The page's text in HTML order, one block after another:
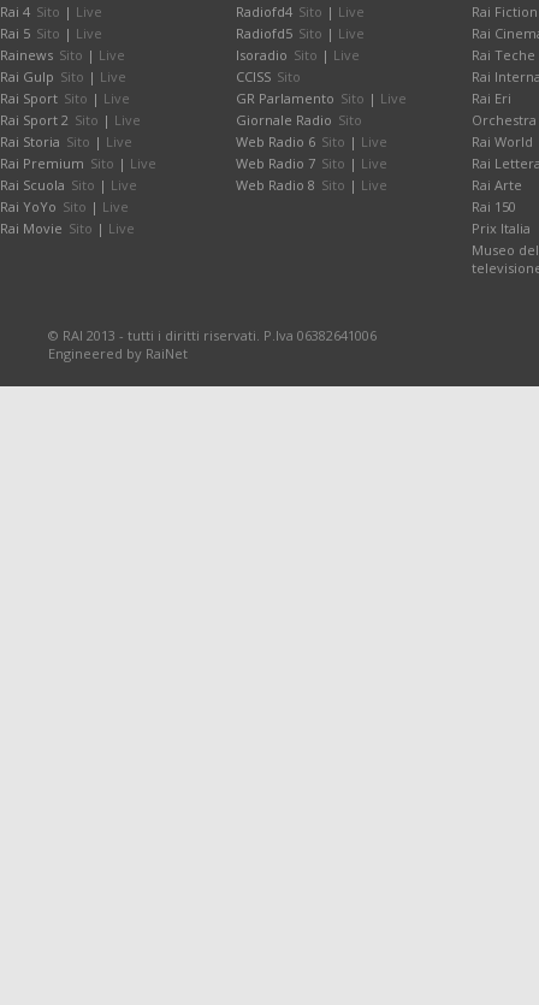
Rai 4 Sito | Live
Rai 5 Sito | Live
Rainews Sito | Live
Rai Gulp Sito | Live
Rai Sport Sito | Live
Rai Sport 2 Sito | Live
Rai Storia Sito | Live
Rai Premium Sito | Live
Rai Scuola Sito | Live
Rai YoYo Sito | Live
Rai Movie Sito | Live
Radiofd4 Sito | Live
Radiofd5 Sito | Live
Isoradio Sito | Live
CCISS Sito
GR Parlamento Sito | Live
Giornale Radio Sito
Web Radio 6 Sito | Live
Web Radio 7 Sito | Live
Web Radio 8 Sito | Live
Rai Fiction
Rai
Rai Teche
Rai
Rai Eri
Rai World
Rai
Rai Arte
Rai 150
Prix Italia
Museo
© RAI 2013 - tutti i diritti riservati. P.Iva 06382641006
Engineered by RaiNet